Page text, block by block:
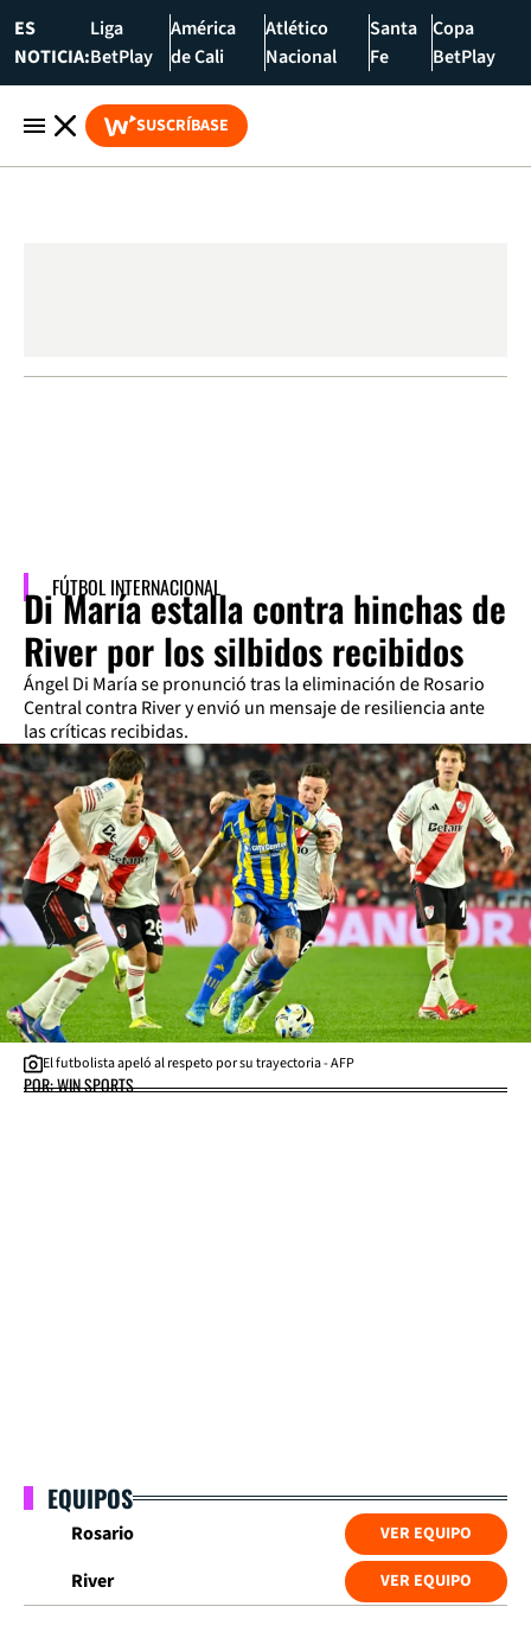
ES
NOTICIA:
Liga
BetPlay
América
de Cali
Atlético
Nacional
Santa
Fe
Copa
BetPlay
SUSCRÍBASE
FÚTBOL INTERNACIONAL
Di María estalla contra hinchas de
River por los silbidos recibidos
Ángel Di María se pronunció tras la eliminación de Rosario
Central contra River y envió un mensaje de resiliencia ante
las críticas recibidas.
El futbolista apeló al respeto por su trayectoria - AFP
POR: WIN SPORTS
EQUIPOS
Rosario VER EQUIPO
River VER EQUIPO